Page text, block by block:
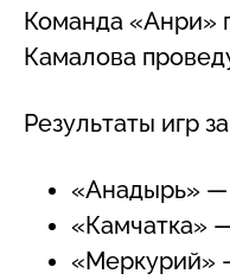
Команда «Анри»
Камалова
Результаты игр
«Анадырь»
«Камчатка»
«Меркурий»